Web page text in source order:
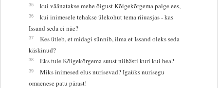
35 kui väänatakse mehe õigust Kõigekõrgema palge ees,
36
kui inimesele tehakse ülekohut tema riiuasjas - kas
Issand seda ei näe?
37
Kes ütleb, et midagi sünnib, ilma et Issand oleks seda
käskinud?
38 Eks tule Kõigekõrgema suust niihästi kuri kui hea?
39
Miks inimesed elus nurisevad? Igaüks nurisegu
omaenese patu pärast!